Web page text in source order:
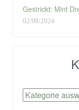
Gestrickt: Mint
02/08/2024
Kategorien